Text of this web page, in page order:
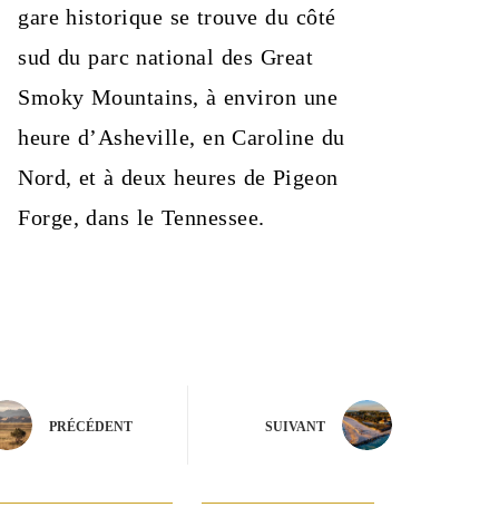
gare historique se trouve du côté
sud du parc national des Great
Smoky Mountains, à environ une
heure d’Asheville, en Caroline du
Nord, et à deux heures de Pigeon
Forge, dans le Tennessee.
PRÉCÉDENT SUIVANT